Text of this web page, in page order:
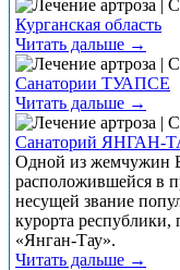
Курганская область
Читать дальше →
Санатории ТУАПСЕ
Читать дальше →
Санаторий ЯНГАН-
Одной из жемчужин
расположившейся в
несущей звание
курорта республики,
«Янган-Тау».
Читать дальше →